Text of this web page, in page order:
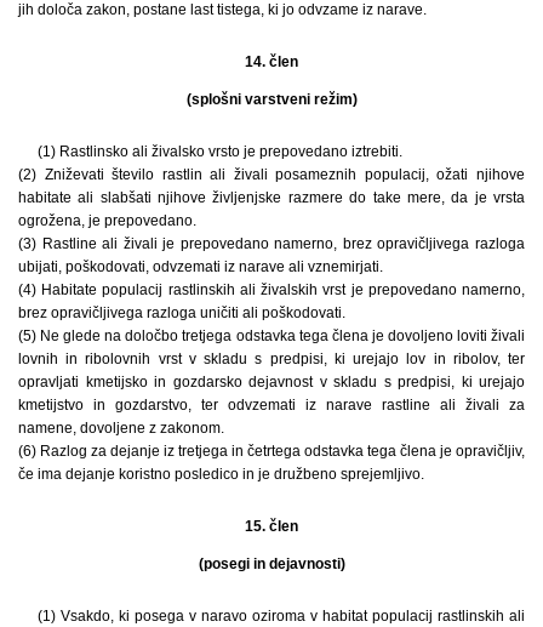
jih določa zakon, postane last tistega, ki jo odvzame iz narave.
14. člen
(splošni varstveni režim)
(1) Rastlinsko ali živalsko vrsto je prepovedano iztrebiti.
(2) Zniževati število rastlin ali živali posameznih populacij, ožati njihove
habitate ali slabšati njihove življenjske razmere do take mere, da je vrsta
ogrožena, je prepovedano.
(3) Rastline ali živali je prepovedano namerno, brez opravičljivega razloga
ubijati, poškodovati, odvzemati iz narave ali vznemirjati.
(4) Habitate populacij rastlinskih ali živalskih vrst je prepovedano namerno,
brez opravičljivega razloga uničiti ali poškodovati.
(5) Ne glede na določbo tretjega odstavka tega člena je dovoljeno loviti živali
lovnih in ribolovnih vrst v skladu s predpisi, ki urejajo lov in ribolov, ter
opravljati kmetijsko in gozdarsko dejavnost v skladu s predpisi, ki urejajo
kmetijstvo in gozdarstvo, ter odvzemati iz narave rastline ali živali za
namene, dovoljene z zakonom.
(6) Razlog za dejanje iz tretjega in četrtega odstavka tega člena je opravičljiv,
če ima dejanje koristno posledico in je družbeno sprejemljivo.
15. člen
(posegi in dejavnosti)
(1) Vsakdo, ki posega v naravo oziroma v habitat populacij rastlinskih ali